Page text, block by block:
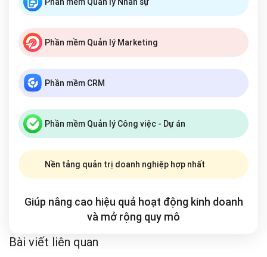
Phần mềm Quản lý Marketing
Phần mềm CRM
Phần mềm Quản lý Công việc - Dự án
Nền tảng quản trị doanh nghiệp hợp nhất
Giúp nâng cao hiệu quả hoạt động kinh doanh
và mở rộng quy mô
Bài viết liên quan